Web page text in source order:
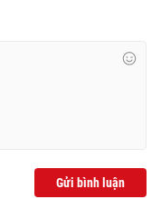
Gửi bình luận